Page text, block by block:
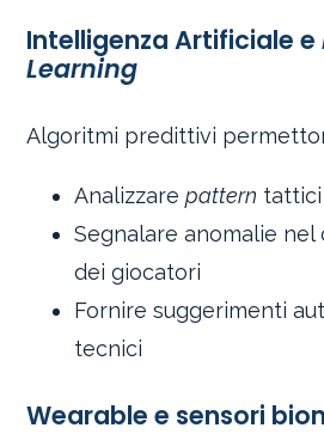
Intelligenza Artificiale e
Learning
Algoritmi predittivi
Analizzarepattern
Segnalare anomalie
dei giocatori
Fornire suggerimenti
tecnici
Wearable e sensori